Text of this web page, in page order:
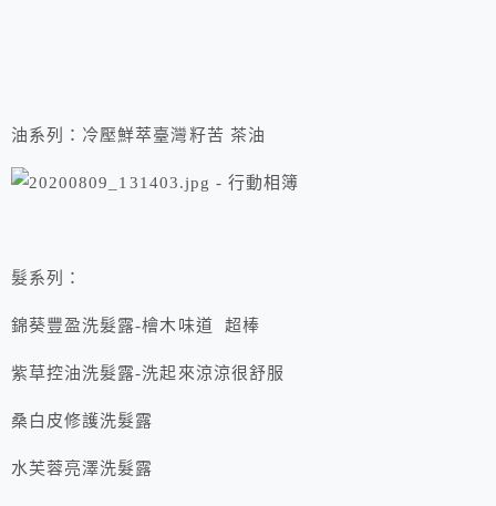
油系列：冷壓鮮萃臺灣籽苦 茶油
髮系列：
錦葵豐盈洗髮露-檜木味道 超棒
紫草控油洗髮露-洗起來涼涼很舒服
桑⽩⽪修護洗髮露
⽔芙蓉亮澤洗髮露